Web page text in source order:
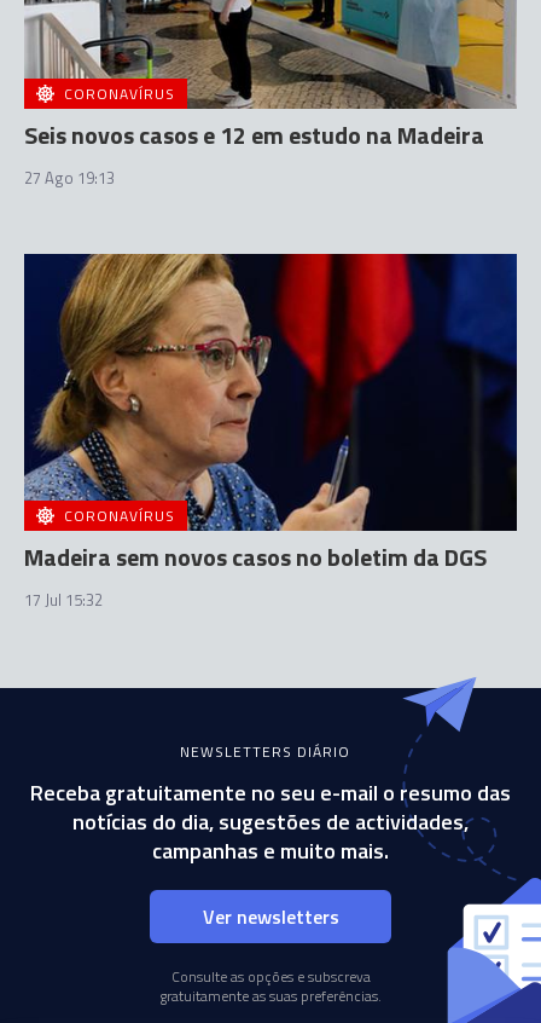
CORONAVÍRUS
Seis novos casos e 12 em estudo na Madeira
27 Ago 19:13
CORONAVÍRUS
Madeira sem novos casos no boletim da DGS
17 Jul 15:32
NEWSLETTERS DIÁRIO
Receba gratuitamente no seu e-mail o resumo das
notícias do dia, sugestões de actividades,
campanhas e muito mais.
Ver newsletters
Consulte as opções e subscreva
gratuitamente as suas preferências.